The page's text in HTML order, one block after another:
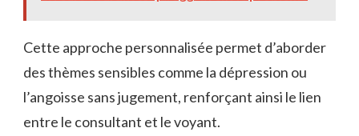
Cette approche personnalisée permet d’aborder
des thèmes sensibles comme la dépression ou
l’angoisse sans jugement, renforçant ainsi le lien
entre le consultant et le voyant.